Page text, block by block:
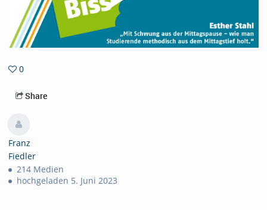
0
Share
Franz
Fiedler
214 Medien
hochgeladen 5. Juni 2023